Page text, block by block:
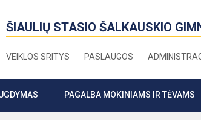
ŠIAULIŲ STASIO ŠALKAUSKIO
VEIKLOS SRITYS PASLAUGOS
PAGALBA MOKINIAMS IR TĖVAMS